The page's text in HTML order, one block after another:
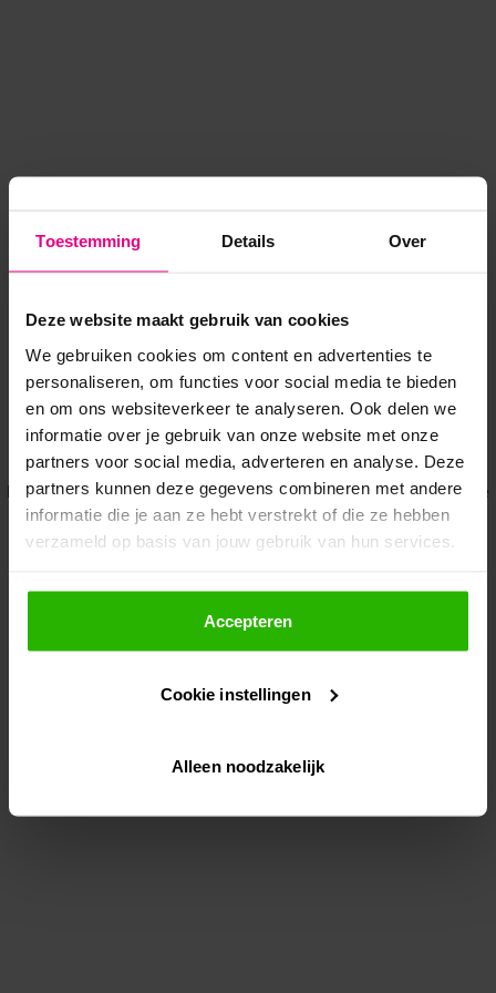
Toestemming Details Over
Deze website maakt gebruik van cookies
We gebruiken cookies om content en advertenties te
personaliseren, om functies voor social media te bieden
en om ons websiteverkeer te analyseren. Ook delen we
informatie over je gebruik van onze website met onze
partners voor social media, adverteren en analyse. Deze
partners kunnen deze gegevens combineren met andere
informatie die je aan ze hebt verstrekt of die ze hebben
verzameld op basis van jouw gebruik van hun services.
Als je op "Accepteer" klikt, dan geef je Voordeeluitjes.nl
toestemming om cookies voor social media en
gepersonaliseerde advertenties te plaatsen.
Lees hier meer over in onsprivacybeleid
Via "Cookie instellingen" kun je ook zelf instellen welke
Accepteren
Cookie instellingen
Alleen noodzakelijk
Application error: a client-side exception has occurred while
loadingwww.voordeeluitjes.nl (see the browser console for more
information).